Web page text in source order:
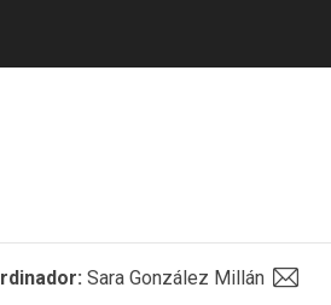
Sara González Millán